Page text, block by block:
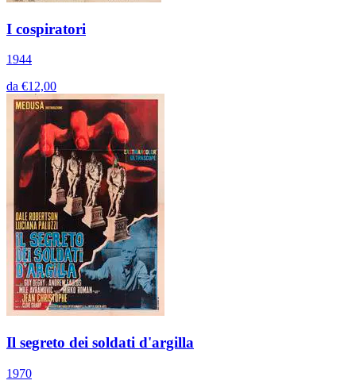
I cospiratori
1944
da €12,00
Il segreto dei soldati d'argilla
1970